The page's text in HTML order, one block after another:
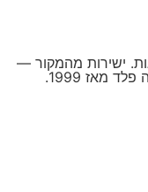
ישירות מהמקור —
1999.